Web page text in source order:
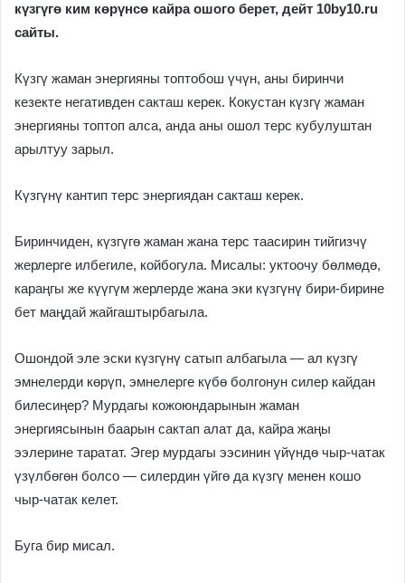
күзгүгө ким көрүнсө кайра ошого берет, дейт 10by10.ru
сайты.
Күзгү жаман энергияны топтобош үчүн, аны биринчи
кезекте негативден сакташ керек. Кокустан күзгү жаман
энергияны топтоп алса, анда аны ошол терс кубулуштан
арылтуу зарыл.
Күзгүнү кантип терс энергиядан сакташ керек.
Биринчиден, күзгүгө жаман жана терс таасирин тийгизчү
жерлерге илбегиле, койбогула. Мисалы: уктоочу бөлмөдө,
караңгы же күүгүм жерлерде жана эки күзгүнү бири-бирине
бет маңдай жайгаштырбагыла.
Ошондой эле эски күзгүнү сатып албагыла — ал күзгү
эмнелерди көрүп, эмнелерге күбө болгонун силер кайдан
билесиңер? Мурдагы кожоюндарынын жаман
энергиясынын баарын сактап алат да, кайра жаңы
ээлерине таратат. Эгер мурдагы ээсинин үйүндө чыр-чатак
үзүлбөгөн болсо — силердин үйгө да күзгү менен кошо
чыр-чатак келет.
Буга бир мисал.